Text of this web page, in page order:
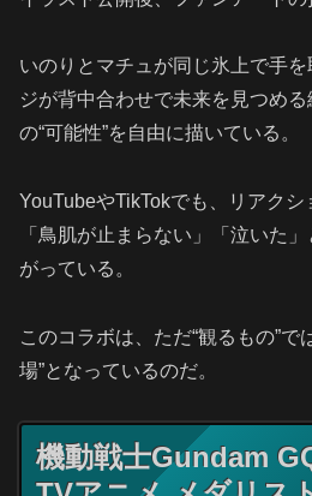
いのりとマチュが同じ氷上で手
ジが背中合わせで未来を見つめ
の“可能性”を自由に描いている。
YouTubeやTikTokでも、リアクシ
「鳥肌が止まらない」「泣いた
がっている。
このコラボは、ただ“観るもの”で
場”となっているのだ。
機動戦士Gundam